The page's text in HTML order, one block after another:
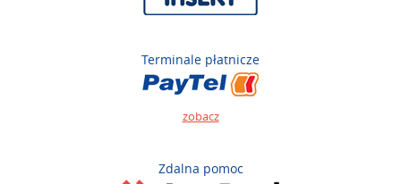
Terminale płatnicze
zobacz
Zdalna pomoc